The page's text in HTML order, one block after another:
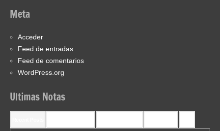
Meta
Acceder
Feed de entradas
Feed de comentarios
WordPress.org
Ultimas Notas